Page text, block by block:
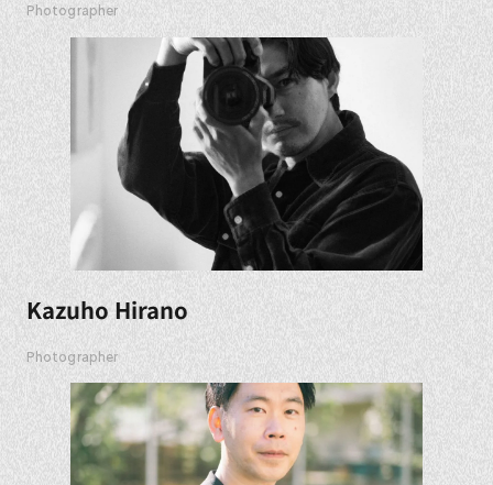
Photographer
Kazuho Hirano
Photographer